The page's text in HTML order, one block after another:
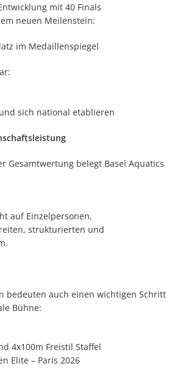
mit 40 Finals
neuen Meilenstein:
im Medaillenspiegel
sich national etablieren
Gesamtwertung belegt Basel Aquatics
auf Einzelpersonen,
strukturierten und
bedeuten auch einen wichtigen Schritt
Bühne:
4x100m Freistil Staffel
Elite – Paris 2026